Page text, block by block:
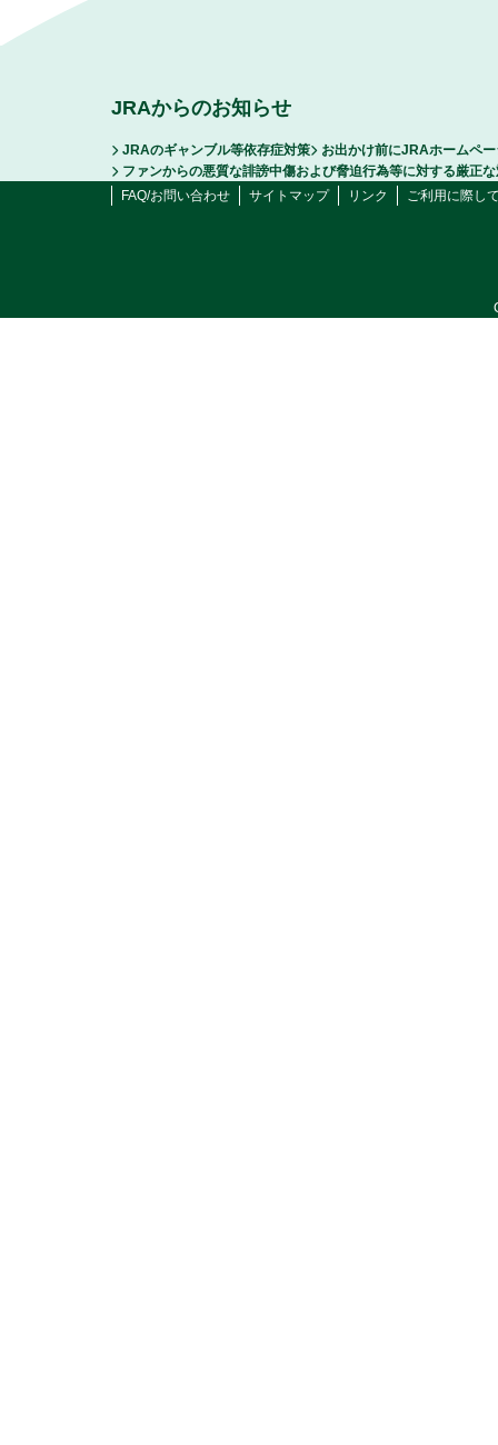
JRAからのお知らせ
JRAのギャンブル等依存症対策
お出かけ前にJRAホームペ
ファンからの悪質な誹謗中傷および脅迫行為等に対する厳正
FAQ/お問い合わせ
サイトマップ リンク ご利用に際し